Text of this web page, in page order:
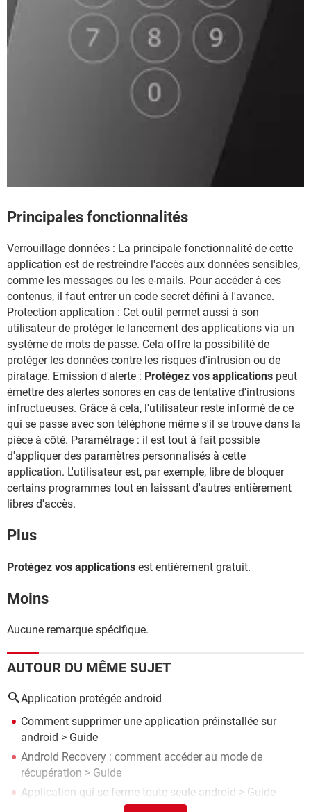
Principales fonctionnalités
Verrouillage données : La principale fonctionnalité de cette
application est de restreindre l'accès aux données sensibles,
comme les messages ou les e-mails. Pour accéder à ces
contenus, il faut entrer un code secret défini à l'avance.
Protection application : Cet outil permet aussi à son
utilisateur de protéger le lancement des applications via un
système de mots de passe. Cela offre la possibilité de
protéger les données contre les risques d'intrusion ou de
piratage. Emission d'alerte : Protégez vos applications peut
émettre des alertes sonores en cas de tentative d'intrusions
infructueuses. Grâce à cela, l'utilisateur reste informé de ce
qui se passe avec son téléphone même s'il se trouve dans la
pièce à côté. Paramétrage : il est tout à fait possible
d'appliquer des paramètres personnalisés à cette
application. L'utilisateur est, par exemple, libre de bloquer
certains programmes tout en laissant d'autres entièrement
libres d'accès.
Plus
Protégez vos applications est entièrement gratuit.
Moins
Aucune remarque spécifique.
AUTOUR DU MÊME SUJET
Application protégée android
Comment supprimer une application préinstallée sur
android > Guide
Android Recovery : comment accéder au mode de
récupération > Guide
Application qui se ferme toute seule android > Guide